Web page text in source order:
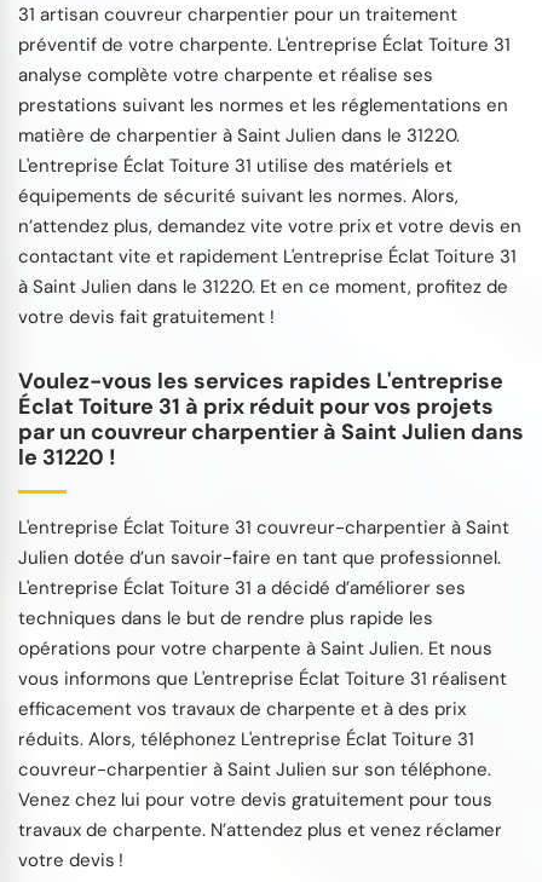
31 artisan couvreur charpentier pour un traitement
préventif de votre charpente. L'entreprise Éclat Toiture 31
analyse complète votre charpente et réalise ses
prestations suivant les normes et les réglementations en
matière de charpentier à Saint Julien dans le 31220.
L'entreprise Éclat Toiture 31 utilise des matériels et
équipements de sécurité suivant les normes. Alors,
n’attendez plus, demandez vite votre prix et votre devis en
contactant vite et rapidement L'entreprise Éclat Toiture 31
à Saint Julien dans le 31220. Et en ce moment, profitez de
votre devis fait gratuitement !
Voulez-vous les services rapides L'entreprise
Éclat Toiture 31 à prix réduit pour vos projets
par un couvreur charpentier à Saint Julien dans
le 31220 !
L'entreprise Éclat Toiture 31 couvreur-charpentier à Saint
Julien dotée d’un savoir-faire en tant que professionnel.
L'entreprise Éclat Toiture 31 a décidé d’améliorer ses
techniques dans le but de rendre plus rapide les
opérations pour votre charpente à Saint Julien. Et nous
vous informons que L'entreprise Éclat Toiture 31 réalisent
efficacement vos travaux de charpente et à des prix
réduits. Alors, téléphonez L'entreprise Éclat Toiture 31
couvreur-charpentier à Saint Julien sur son téléphone.
Venez chez lui pour votre devis gratuitement pour tous
travaux de charpente. N’attendez plus et venez réclamer
votre devis !